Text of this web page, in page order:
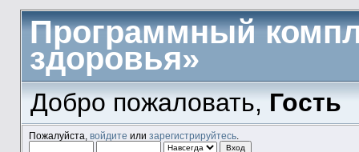
Программный
здоровья»
Добро пожаловать,Гость
Пожалуйста, войдите или зарегистрируйтесь.